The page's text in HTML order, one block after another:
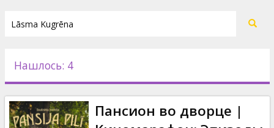
Новости
Подарки
Нашлось: 4
Пансион во дворце |